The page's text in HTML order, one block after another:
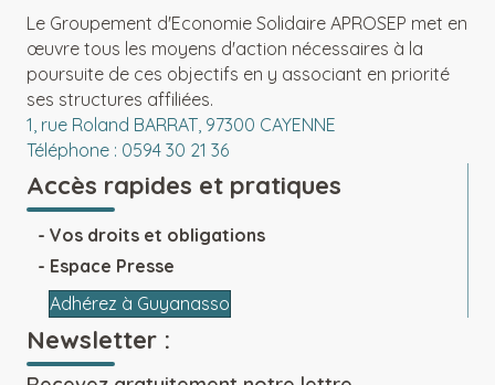
Le Groupement d'Economie Solidaire APROSEP met en
œuvre tous les moyens d'action nécessaires à la
poursuite de ces objectifs en y associant en priorité
ses structures affiliées.
1, rue Roland BARRAT, 97300 CAYENNE
Téléphone : 0594 30 21 36
Accès rapides et pratiques
Vos droits et obligations
Espace Presse
Adhérez à Guyanasso
Newsletter :